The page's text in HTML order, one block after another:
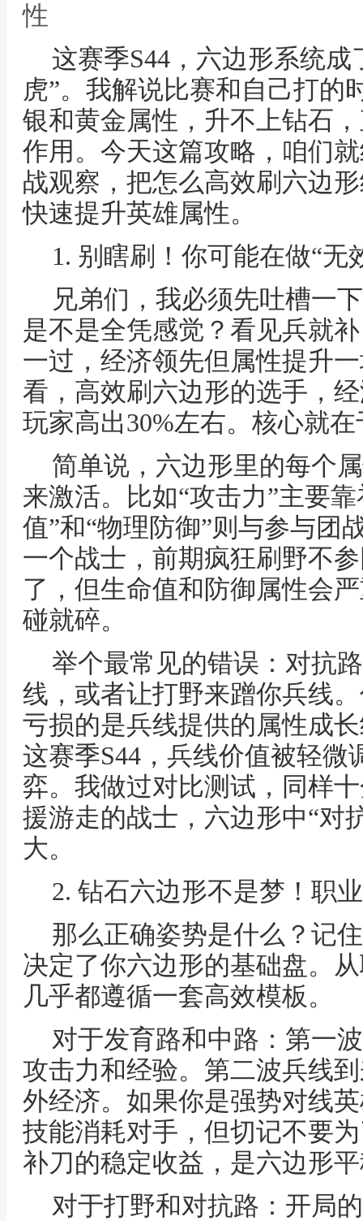
性
这赛季S44，六边形系统
虎”。我解说比赛和自己打的
银和黄金属性，升不上钻石
作用。今天这篇攻略，咱们
战观察，把怎么高效刷六边
快速提升英雄属性。
1. 别瞎刷！你可能在做“无
兄弟们，我必须先吐槽一
是不是全凭感觉？看见兵就
一过，经济领先但属性提升
看，高效刷六边形的选手，
玩家高出30%左右。核心就
简单说，六边形里的每个
来激活。比如“攻击力”主要
值”和“物理防御”则与参与团
一个战士，前期疯狂刷野不
了，但生命值和防御属性会
碰就碎。
举个最常见的错误：对抗
线，或者让打野来蹭你兵线
亏损的是兵线提供的属性成
这赛季S44，兵线价值被轻微
弈。我做过对比测试，同样
援游走的战士，六边形中“对
大。
2. 钻石六边形不是梦！职
那么正确姿势是什么？记
决定了你六边形的基础盘。
几乎都遵循一套高效模板。
对于发育路和中路：第一
攻击力和经验。第二波兵线
外经济。如果你是强势对线
技能消耗对手，但切记不要
补刀的稳定收益，是六边形
对于打野和对抗路：开局